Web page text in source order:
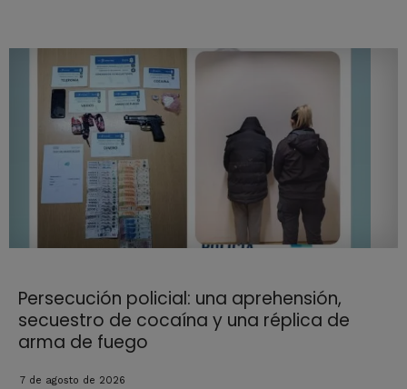
Persecución policial: una aprehensión,
secuestro de cocaína y una réplica de
arma de fuego
7 de agosto de 2026